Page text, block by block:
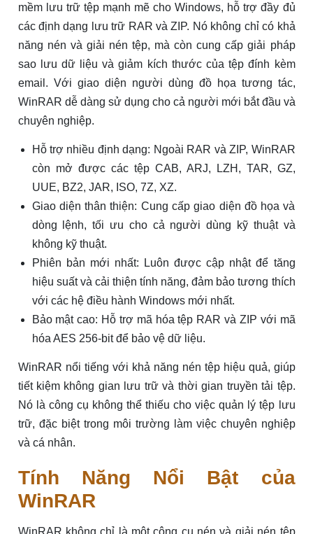
mềm lưu trữ tệp mạnh mẽ cho Windows, hỗ trợ đầy đủ
các định dạng lưu trữ RAR và ZIP. Nó không chỉ có khả
năng nén và giải nén tệp, mà còn cung cấp giải pháp
sao lưu dữ liệu và giảm kích thước của tệp đính kèm
email. Với giao diện người dùng đồ họa tương tác,
WinRAR dễ dàng sử dụng cho cả người mới bắt đầu và
chuyên nghiệp.
Hỗ trợ nhiều định dạng: Ngoài RAR và ZIP, WinRAR
còn mở được các tệp CAB, ARJ, LZH, TAR, GZ,
UUE, BZ2, JAR, ISO, 7Z, XZ.
Giao diện thân thiện: Cung cấp giao diện đồ họa và
dòng lệnh, tối ưu cho cả người dùng kỹ thuật và
không kỹ thuật.
Phiên bản mới nhất: Luôn được cập nhật để tăng
hiệu suất và cải thiện tính năng, đảm bảo tương thích
với các hệ điều hành Windows mới nhất.
Bảo mật cao: Hỗ trợ mã hóa tệp RAR và ZIP với mã
hóa AES 256-bit để bảo vệ dữ liệu.
WinRAR nổi tiếng với khả năng nén tệp hiệu quả, giúp
tiết kiệm không gian lưu trữ và thời gian truyền tải tệp.
Nó là công cụ không thể thiếu cho việc quản lý tệp lưu
trữ, đặc biệt trong môi trường làm việc chuyên nghiệp
và cá nhân.
Tính Năng Nổi Bật của
WinRAR
WinRAR không chỉ là một công cụ nén và giải nén tệp